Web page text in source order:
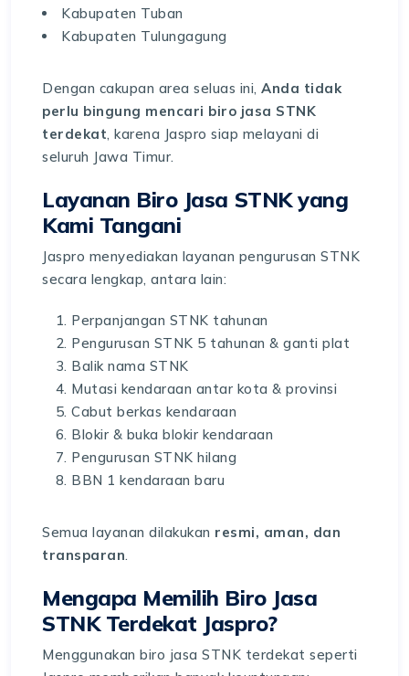
Kabupaten Tuban
Kabupaten Tulungagung
Dengan cakupan area seluas ini, Anda tidak
perlu bingung mencari biro jasa STNK
terdekat, karena Jaspro siap melayani di
seluruh Jawa Timur.
Layanan Biro Jasa STNK yang
Kami Tangani
Jaspro menyediakan layanan pengurusan STNK
secara lengkap, antara lain:
Perpanjangan STNK tahunan
Pengurusan STNK 5 tahunan & ganti plat
Balik nama STNK
Mutasi kendaraan antar kota & provinsi
Cabut berkas kendaraan
Blokir & buka blokir kendaraan
Pengurusan STNK hilang
BBN 1 kendaraan baru
Semua layanan dilakukan resmi, aman, dan
transparan.
Mengapa Memilih Biro Jasa
STNK Terdekat Jaspro?
Menggunakan biro jasa STNK terdekat seperti